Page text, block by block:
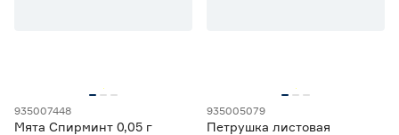
935007448
Мята Спирминт 0,05 г
935005079
Петрушка листовая